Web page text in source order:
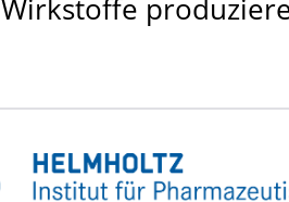
Wirkstoffe